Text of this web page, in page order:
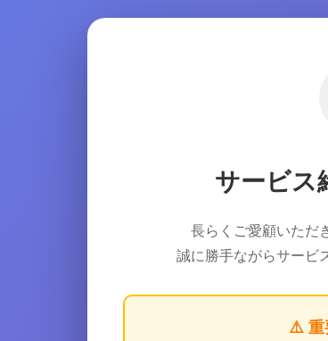
サービス
長らくご愛顧いただ
誠に勝手ながらサービ
⚠️ 重